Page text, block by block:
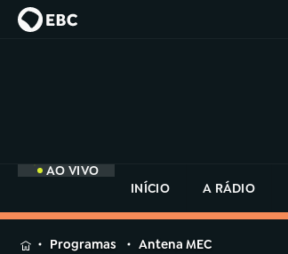
AO VIVO
INÍCIO
A RÁDIO
MENUProgramas Antena MEC